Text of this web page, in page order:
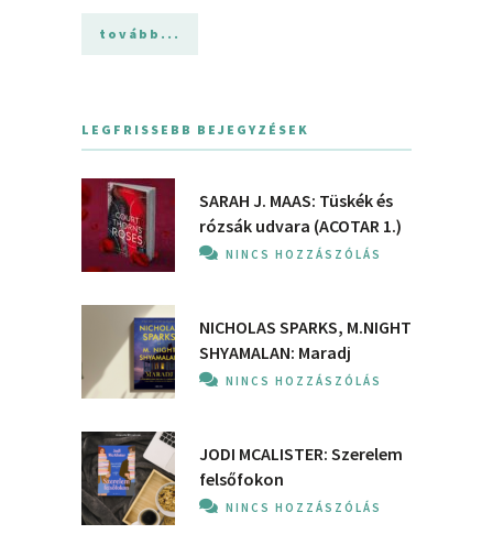
tovább...
LEGFRISSEBB BEJEGYZÉSEK
SARAH J. MAAS: Tüskék és
rózsák udvara (ACOTAR 1.)
NINCS HOZZÁSZÓLÁS
NICHOLAS SPARKS, M.NIGHT
SHYAMALAN: Maradj
NINCS HOZZÁSZÓLÁS
JODI MCALISTER: Szerelem
felsőfokon
NINCS HOZZÁSZÓLÁS